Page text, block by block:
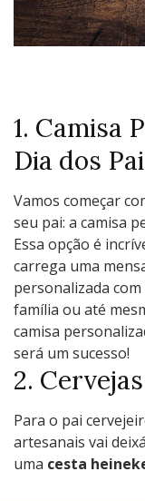
1. Camisa
Dia dos
Vamos começar
seu pai: a camisa
Essa opção é
carrega uma
personalizada
família ou até
camisa
será um sucesso!
2.
Para o pai
artesanais vai
uma cesta